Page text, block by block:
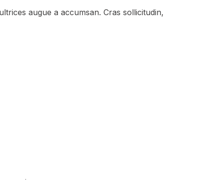
augue a accumsan. Cras sollicitudin,